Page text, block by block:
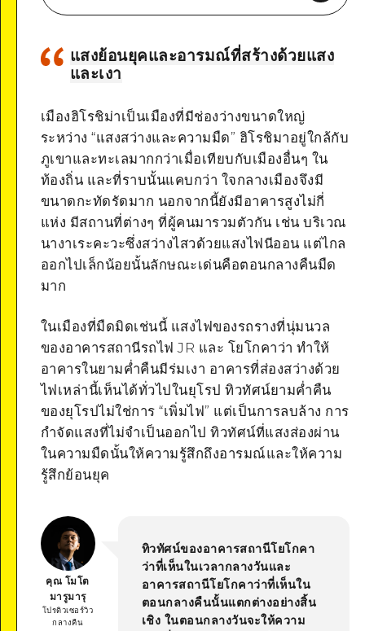
Google Maps
แสงย้อนยุคและอารมณ์ที่สร้างด้วยแสง
และเงา
เมืองฮิโรชิม่าเป็นเมืองที่มีช่องว่างขนาดใหญ่
ระหว่าง “แสงสว่างและความมืด” ฮิโรชิมาอยู่ใกล้กับ
ภูเขาและทะเลมากกว่าเมื่อเทียบกับเมืองอื่นๆ ใน
ท้องถิ่น และที่ราบนั้นแคบกว่า ใจกลางเมืองจึงมี
ขนาดกะทัดรัดมาก นอกจากนี้ยังมีอาคารสูงไม่กี่
แห่ง มีสถานที่ต่างๆ ที่ผู้คนมารวมตัวกัน เช่น บริเวณ
นางาเระคะวะซึ่งสว่างไสวด้วยแสงไฟนีออน แต่ไกล
ออกไปเล็กน้อยนั้นลักษณะเด่นคือตอนกลางคืนมืด
มาก
ในเมืองที่มืดมิดเช่นนี้ แสงไฟของรถรางที่นุ่มนวล
ของอาคารสถานีรถไฟ JR และ โยโกคาว่า ทำให้
อาคารในยามค่ำคืนมีร่มเงา อาคารที่ส่องสว่างด้วย
ไฟเหล่านี้เห็นได้ทั่วไปในยุโรป ทิวทัศน์ยามค่ำคืน
ของยุโรปไม่ใช่การ “เพิ่มไฟ” แต่เป็นการลบล้าง การ
กำจัดแสงที่ไม่จำเป็นออกไป ทิวทัศน์ที่แสงส่องผ่าน
ในความมืดนั้นให้ความรู้สึกถึงอารมณ์และให้ความ
รู้สึกย้อนยุค
คุณ โมโต
มารูมารุ
โปรดิวเซอร์วิว
กลางคืน
ทิวทัศน์ของอาคารสถานีโยโกคา
ว่าที่เห็นในเวลากลางวันและ
อาคารสถานีโยโกคาว่าที่เห็นใน
ตอนกลางคืนนั้นแตกต่างอย่างสิ้น
เชิง ในตอนกลางวันจะให้ความ